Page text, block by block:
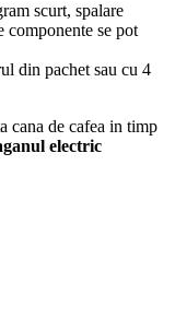
scurt, spalare
componente se pot
din pachet sau cu 4
cana de cafea in timp
electric